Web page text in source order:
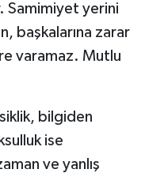
Samimiyet yerini
başkalarına zarar
varamaz. Mutlu
bilgiden
ise
ve yanlış